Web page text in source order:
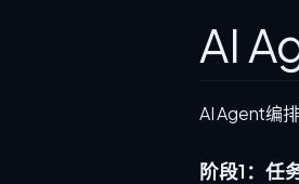
AI
AI Agent编
阶段1：任